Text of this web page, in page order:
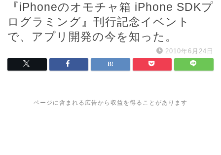
『iPhoneのオモチャ箱 iPhone SDKプ
ログラミング』刊行記念イベント
で、アプリ開発の今を知った。
2010年6月24日
ページに含まれる広告から収益を得ることがあります